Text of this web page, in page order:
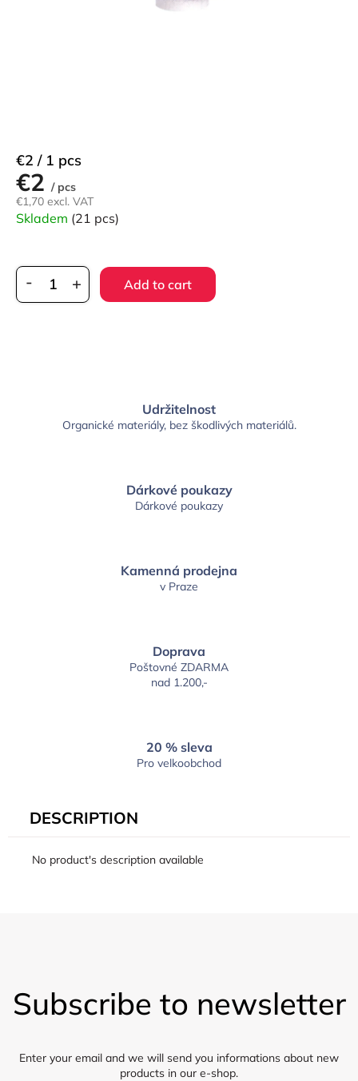
€2 / pcs
€1,70 excl. VAT
Measure
price:
€2 / 1 pcs
Skladem (21 pcs)
Add to cart
Udržitelnost
Organické materiály, bez škodlivých materiálů.
Dárkové poukazy
Dárkové poukazy
Kamenná prodejna
v Praze
Doprava
Poštovné ZDARMA
nad 1.200,-
20 % sleva
Pro velkoobchod
DESCRIPTION
No product's description available
Subscribe to newsletter
Enter your email and we will send you informations about new
products in our e-shop.